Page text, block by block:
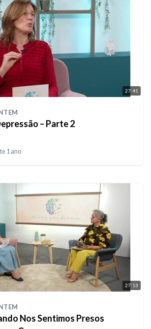
27:41
– Parte 2
1 ano
27:13
Nos Sentimos Presos